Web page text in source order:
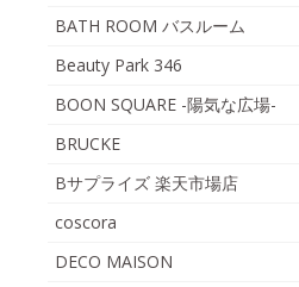
BATH ROOM バスルーム
Beauty Park 346
BOON SQUARE -陽気な広場-
BRUCKE
Bサプライズ 楽天市場店
coscora
DECO MAISON